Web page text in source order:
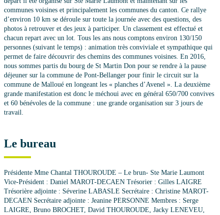
communes voisines et principalement les communes du canton. Ce rallye
d’environ 10 km se déroule sur toute la journée avec des questions, des
photos à retrouver et des jeux à participer. Un classement est effectué et
chacun repart avec un lot. Tous les ans nous comptons environ 130/150
personnes (suivant le temps) : animation très conviviale et sympathique qui
permet de faire découvrir des chemins des communes voisines. En 2016,
nous sommes partis du bourg de St Martin Don pour se rendre à la pause
déjeuner sur la commune de Pont-Bellanger pour finir le circuit sur la
commune de Malloué en longeant les « planches d’Avenel ». La deuxième
grande manifestation est donc le méchoui avec en général 650/700 convives
et 60 bénévoles de la commune : une grande organisation sur 3 jours de
travail.
Le bureau
Présidente Mme Chantal THOUROUDE – Le brun- Ste Marie Laumont
Vice-Président : Daniel MAROT-DECAEN Trésorier : Gilles LAIGRE
Trésorière adjointe : Séverine LABASLE Secrétaire : Christine MAROT-
DECAEN Secrétaire adjointe : Jeanine PERSONNE Membres : Serge
LAIGRE, Bruno BROCHET, David THOUROUDE, Jacky LENEVEU,